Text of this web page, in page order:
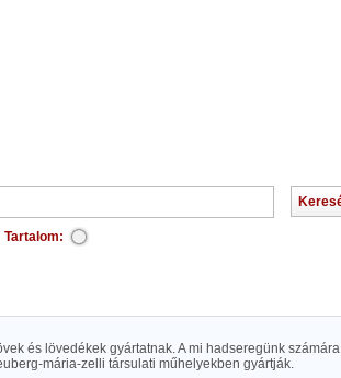
Tartalom:
és lövedékek gyártatnak. A mi hadseregünk számára
mária-zelli társulati műhelyekben gyártják.